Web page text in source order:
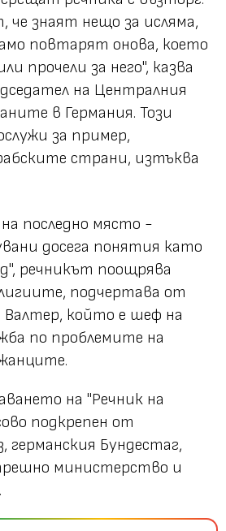
знаят нещо за исляма,
повтарят онова, което
прочели за него", казва
на Централния
в Германия. Този
за пример,
страни, изтъква
последно място -
досега понятия като
речникът поощрява
подчертава от
Валтер, който е шеф на
по проблемите на
на "Речник на
подкрепен от
германския Бундестаг,
министерство и